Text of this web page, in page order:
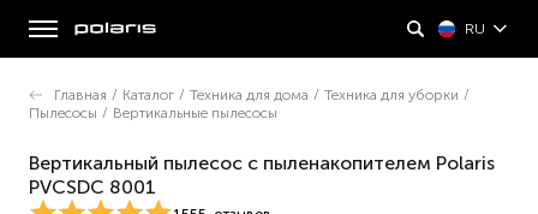
RU
Главная / Каталог / Техника для дома / Техника для уборки /
Пылесосы / Вертикальные пылесосы
Вертикальный пылесос с пыленакопителем Polaris
PVCSDC 8001